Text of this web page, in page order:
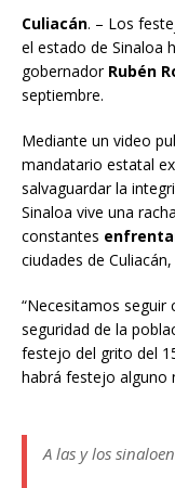
Culiacán. – Los
el estado de Sinaloa
gobernador Rubén
septiembre.
Mediante un video
mandatario estatal
salvaguardar la
Sinaloa vive una
constantes
ciudades de
“Necesitamos seguir
seguridad de la
festejo del grito del
habrá festejo alguno
A las y los